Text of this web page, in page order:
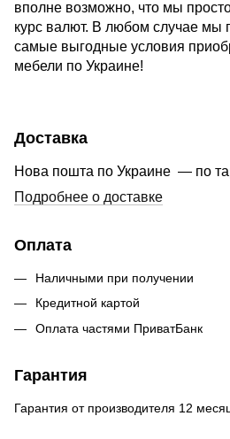
вполне возможно, что мы
курс валют. В любом случае мы
самые выгодные условия
мебели по Украине!
Доставка
Нова пошта по Украине — по
Подробнее о доставке
Оплата
Наличными при получении
Кредитной картой
Оплата частями ПриватБанк
Гарантия
Гарантия от производителя 12